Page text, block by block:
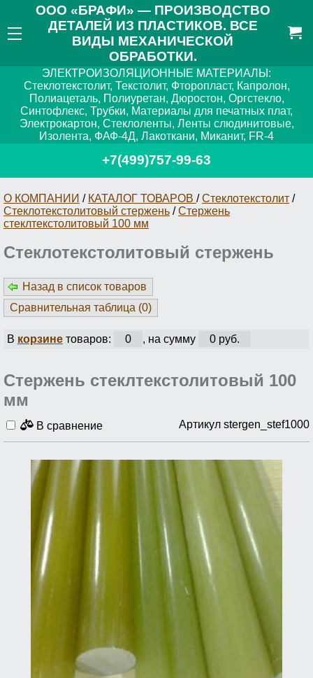
ООО «БРАФИ» — ПРОИЗВОДСТВО
ДЕТАЛЕЙ ИЗ ПЛАСТИКОВ. ВСЕ
ВИДЫ МЕХАНИЧЕСКОЙ
ОБРАБОТКИ.
ЭЛЕКТРОИЗОЛЯЦИОННЫЕ МАТЕРИАЛЫ:
Стеклотекстолит, Текстолит, Фторопласт, Капролон,
Полиацеталь, Полиуретан, Дюростон, Оргстекло,
Синтофлекс, Трубки, Материалы для печатных плат,
Электрокартон, Стеклоленты, Ленты слюдинитовые,
Изолента, ФАФ-4Д, Лакоткани, Миканит, FR-4
+7(499)757-99-63
О КОМПАНИИ / КАТАЛОГ ТОВАРОВ /Стеклотекстолит /
Стеклотекстолитовый стержень /Стержень
стеклтекстолитовый 100 мм
Стеклотекстолитовый стержень
Назад в список товаров
Сравнительная таблица (0)
В корзинетоваров: 0 , на сумму 0 руб.
Стержень стеклтекстолитовый 100
мм
В сравнение Артикул stergen_stef1000